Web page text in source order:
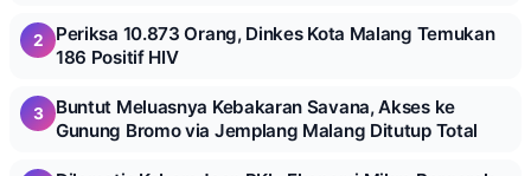
2
Periksa 10.873 Orang, Dinkes Kota Malang Temukan
186 Positif HIV
3
Buntut Meluasnya Kebakaran Savana, Akses ke
Gunung Bromo via Jemplang Malang Ditutup Total